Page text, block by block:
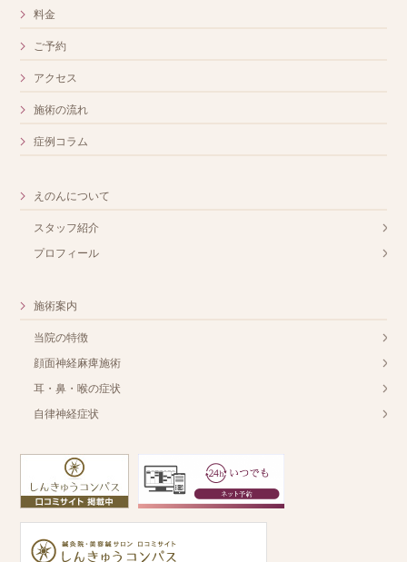
料金
ご予約
アクセス
施術の流れ
症例コラム
えのんについて
スタッフ紹介
プロフィール
施術案内
当院の特徴
顔面神経麻痺施術
耳・鼻・喉の症状
自律神経症状